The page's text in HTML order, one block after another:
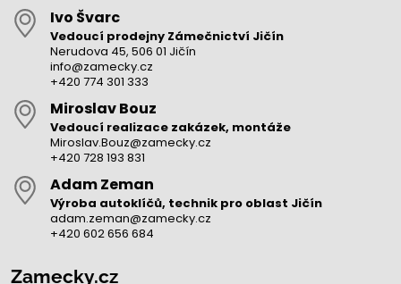
Ivo Švarc
Vedoucí prodejny Zámečnictví Jičín
Nerudova 45, 506 01 Jičín
info@zamecky.cz
+420 774 301 333
Miroslav Bouz
Vedoucí realizace zakázek, montáže
Miroslav.Bouz@zamecky.cz
+420 728 193 831
Adam Zeman
Výroba autoklíčů, technik pro oblast Jičín
adam.zeman@zamecky.cz
+420 602 656 684
Zamecky.cz